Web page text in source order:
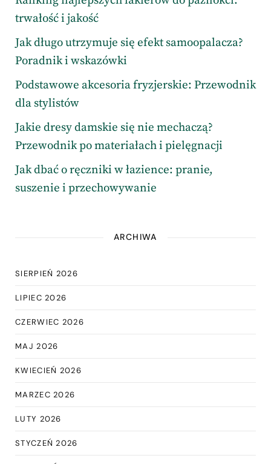
trwałość i jakość
Jak długo utrzymuje się efekt samoopalacza?
Poradnik i wskazówki
Podstawowe akcesoria fryzjerskie: Przewodnik
dla stylistów
Jakie dresy damskie się nie mechaczą?
Przewodnik po materiałach i pielęgnacji
Jak dbać o ręczniki w łazience: pranie,
suszenie i przechowywanie
ARCHIWA
SIERPIEŃ 2026
LIPIEC 2026
CZERWIEC 2026
MAJ 2026
KWIECIEŃ 2026
MARZEC 2026
LUTY 2026
STYCZEŃ 2026